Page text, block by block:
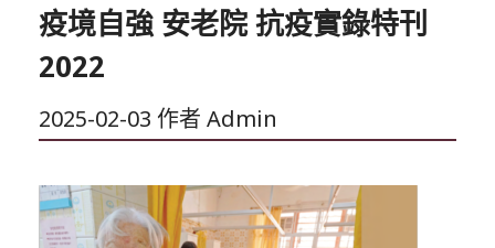
疫境自強 安老院 抗疫實錄特刊
2022
2025-02-03 作者 Admin